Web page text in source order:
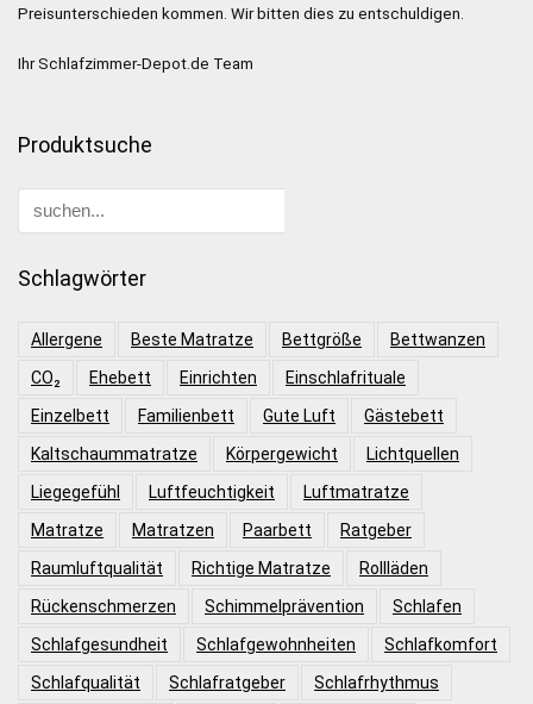
Preisunterschieden kommen. Wir bitten dies zu entschuldigen.
Ihr Schlafzimmer-Depot.de Team
Produktsuche
Schlagwörter
Allergene Beste Matratze Bettgröße
Bettwanzen
CO₂
Ehebett Einrichten
Einschlafrituale
Einzelbett
Familienbett Gute Luft
Gästebett
Kaltschaummatratze
Körpergewicht
Lichtquellen
Liegegefühl
Luftfeuchtigkeit
Luftmatratze
Matratze
Matratzen Paarbett
Ratgeber
Raumluftqualität
Richtige Matratze
Rollläden
Rückenschmerzen
Schimmelprävention
Schlafen
Schlafgesundheit
Schlafgewohnheiten
Schlafkomfort
Schlafqualität
Schlafratgeber Schlafrhythmus